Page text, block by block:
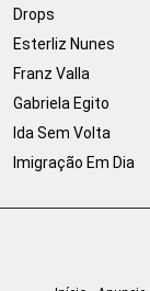
Drops
Esterliz Nunes
Franz Valla
Gabriela Egito
Ida Sem Volta
Imigração Em Dia